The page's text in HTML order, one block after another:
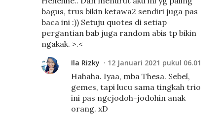
bagus, trus bikin ketawa2 sendiri juga pas
baca ini :)) Setuju quotes di setiap
pergantian bab juga random abis tp bikin
ngakak. >.<
Ila Rizky 12 Januari 2021 pukul 06.01
Hahaha. Iyaa, mba Thesa. Sebel,
gemes, tapi lucu sama tingkah trio
ini pas ngejodoh-jodohin anak
orang. xD